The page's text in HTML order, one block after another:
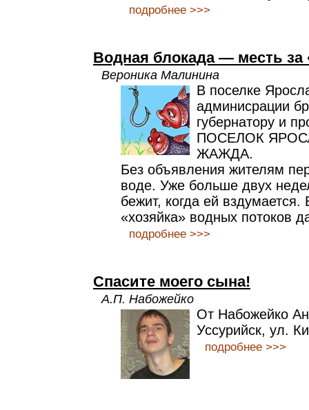
подробнее >>>
Водная блокада — месть за
Вероника Малинина
В поселке
админисрации
губернатору и
ПОСЕЛОК
ЖАЖДА.
Без объявления жителям
воде. Уже больше двух
бежит, когда ей вздумается.
«хозяйка» водных потоков
подробнее >>>
Спасите моего сына!
А.П. Набожейко
От Набожейко
Уссурийск, ул.
подробнее >>>